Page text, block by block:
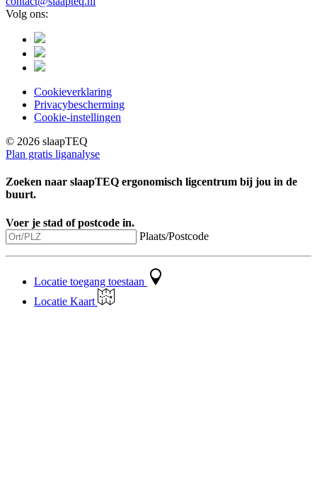
Volg ons:
Cookieverklaring
Privacybescherming
Cookie-instellingen
© 2026 slaapTEQ
Plan gratis liganalyse
Zoeken naar slaapTEQ ergonomisch ligcentrum bij jou in de
buurt.
Voer je stad of postcode in.
Plaats/Postcode
Locatie toegang toestaan
Locatie Kaart